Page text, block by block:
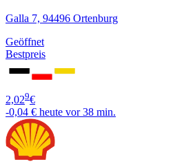
Galla 7, 94496 Ortenburg
Geöffnet
Bestpreis
2,029€
-0,04 € heute vor 38 min.